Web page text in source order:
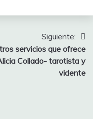
Siguiente:
servicios que ofrece
Collado- tarotista y
vidente